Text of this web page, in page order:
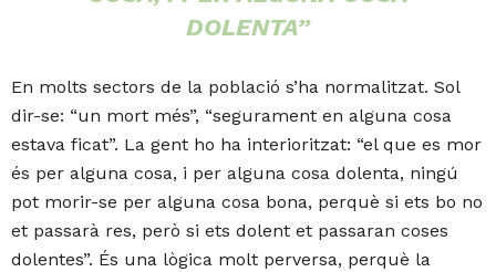
DOLENTA”
En molts sectors de la població s’ha normalitzat. Sol
dir-se: “un mort més”, “segurament en alguna cosa
estava ficat”. La gent ho ha interioritzat: “el que es mor
és per alguna cosa, i per alguna cosa dolenta, ningú
pot morir-se per alguna cosa bona, perquè si ets bo no
et passarà res, però si ets dolent et passaran coses
dolentes”. És una lògica molt perversa, perquè la